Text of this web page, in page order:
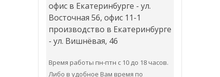
офис в Екатеринбурге - ул.
Восточная 56, офис 11-1
производство в Екатеринбурге
- ул. Вишнёвая, 46
Время работы пн-птн с 10 до 18 часов.
Либо в удобное Вам время по